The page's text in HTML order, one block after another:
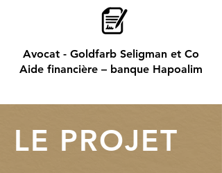
Avocat - Goldfarb Seligman et Co
Aide financière – banque Hapoalim
LE PROJET